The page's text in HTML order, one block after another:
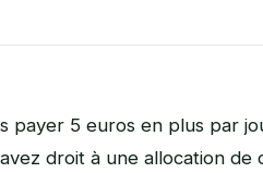
payer 5 euros en plus par
droit à une allocation de